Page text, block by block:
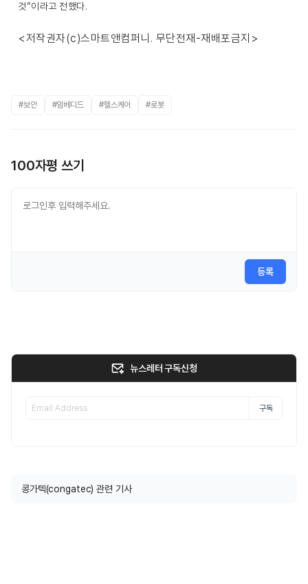
것”이라고 전했다.
<저작권자(c)스마트앤컴퍼니. 무단전재-재배포금지>
#보안 #임베디드 #헬스케어 #로봇
100자평 쓰기
등록
뉴스레터 구독신청
구독
콩가텍(congatec) 관련 기사